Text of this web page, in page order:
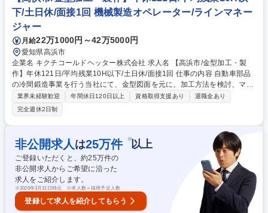
有・土日休み/福利厚生◎
下/土日休/面接1回 機械製造オペレーター/ラインマネー
ジャー
月給22万1000円～42万5000円
愛知県高浜市
企業名 キクチコールドヘッター株式会社 求人名 【高浜市/金型加工・製
作】年休121日/平均残業10H以下/土日休/面接1回 仕事の内容 自動車部品
の冷間鍛造事業を行う当社にて、金型図面を元に、加工方法を検討、マシ
ニングセンタ、ワイヤーカット放電加工機、旋盤等を用いた金型加工を行
っていただきます。 【具体的には】 ■冷間鍛造用金型の製作・加工■金型
の調整・仕上げ■試作時の金型調整および改善■金型メンテナンス、修理■
製造部門と連携した加工条件や金型構造の改善提案 ◎幅広いニーズに対応
できる最新鋭の設備を保有しており、それらを活用しながら技術を磨ける
環境です。 募集職種 【高浜市/金型加工・製作】年休121日/平均残業10H
以下/土日休/面接1回
業界未経験歓迎 年間休日120日以上 資格取得支援あり
退職金あり
完全週休2日制
非公開求人 は25万件 ※以上
ご登録いただくと、約25万件の
非公開求人からご希望に沿った
求人をご紹介します。
※2026年3月31日時点 ※求人数＝採用予定人数
登録して求人を紹介してもらう